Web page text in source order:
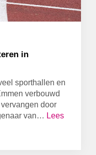
in
sporthallen en
verbouwd
door
van… Lees